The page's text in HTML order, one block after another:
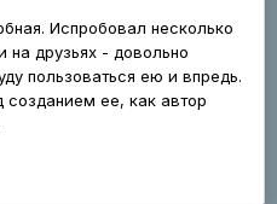
Испробовал несколько
на друзьях - довольно
пользоваться ею и впредь.
созданием ее, как автор